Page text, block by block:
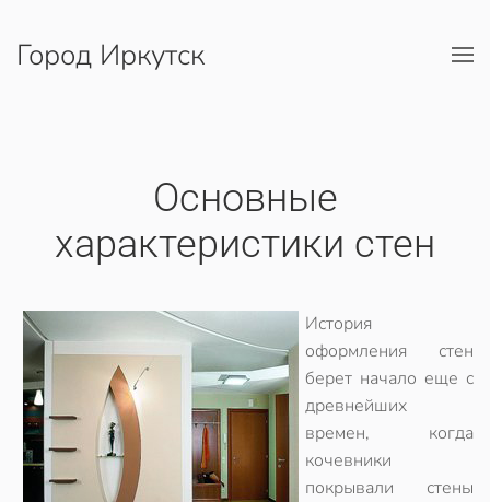
Перейти к содержимому
Город Иркутск
Основные
характеристики стен
История
оформления стен
берет начало еще с
древнейших
времен, когда
кочевники
покрывали стены